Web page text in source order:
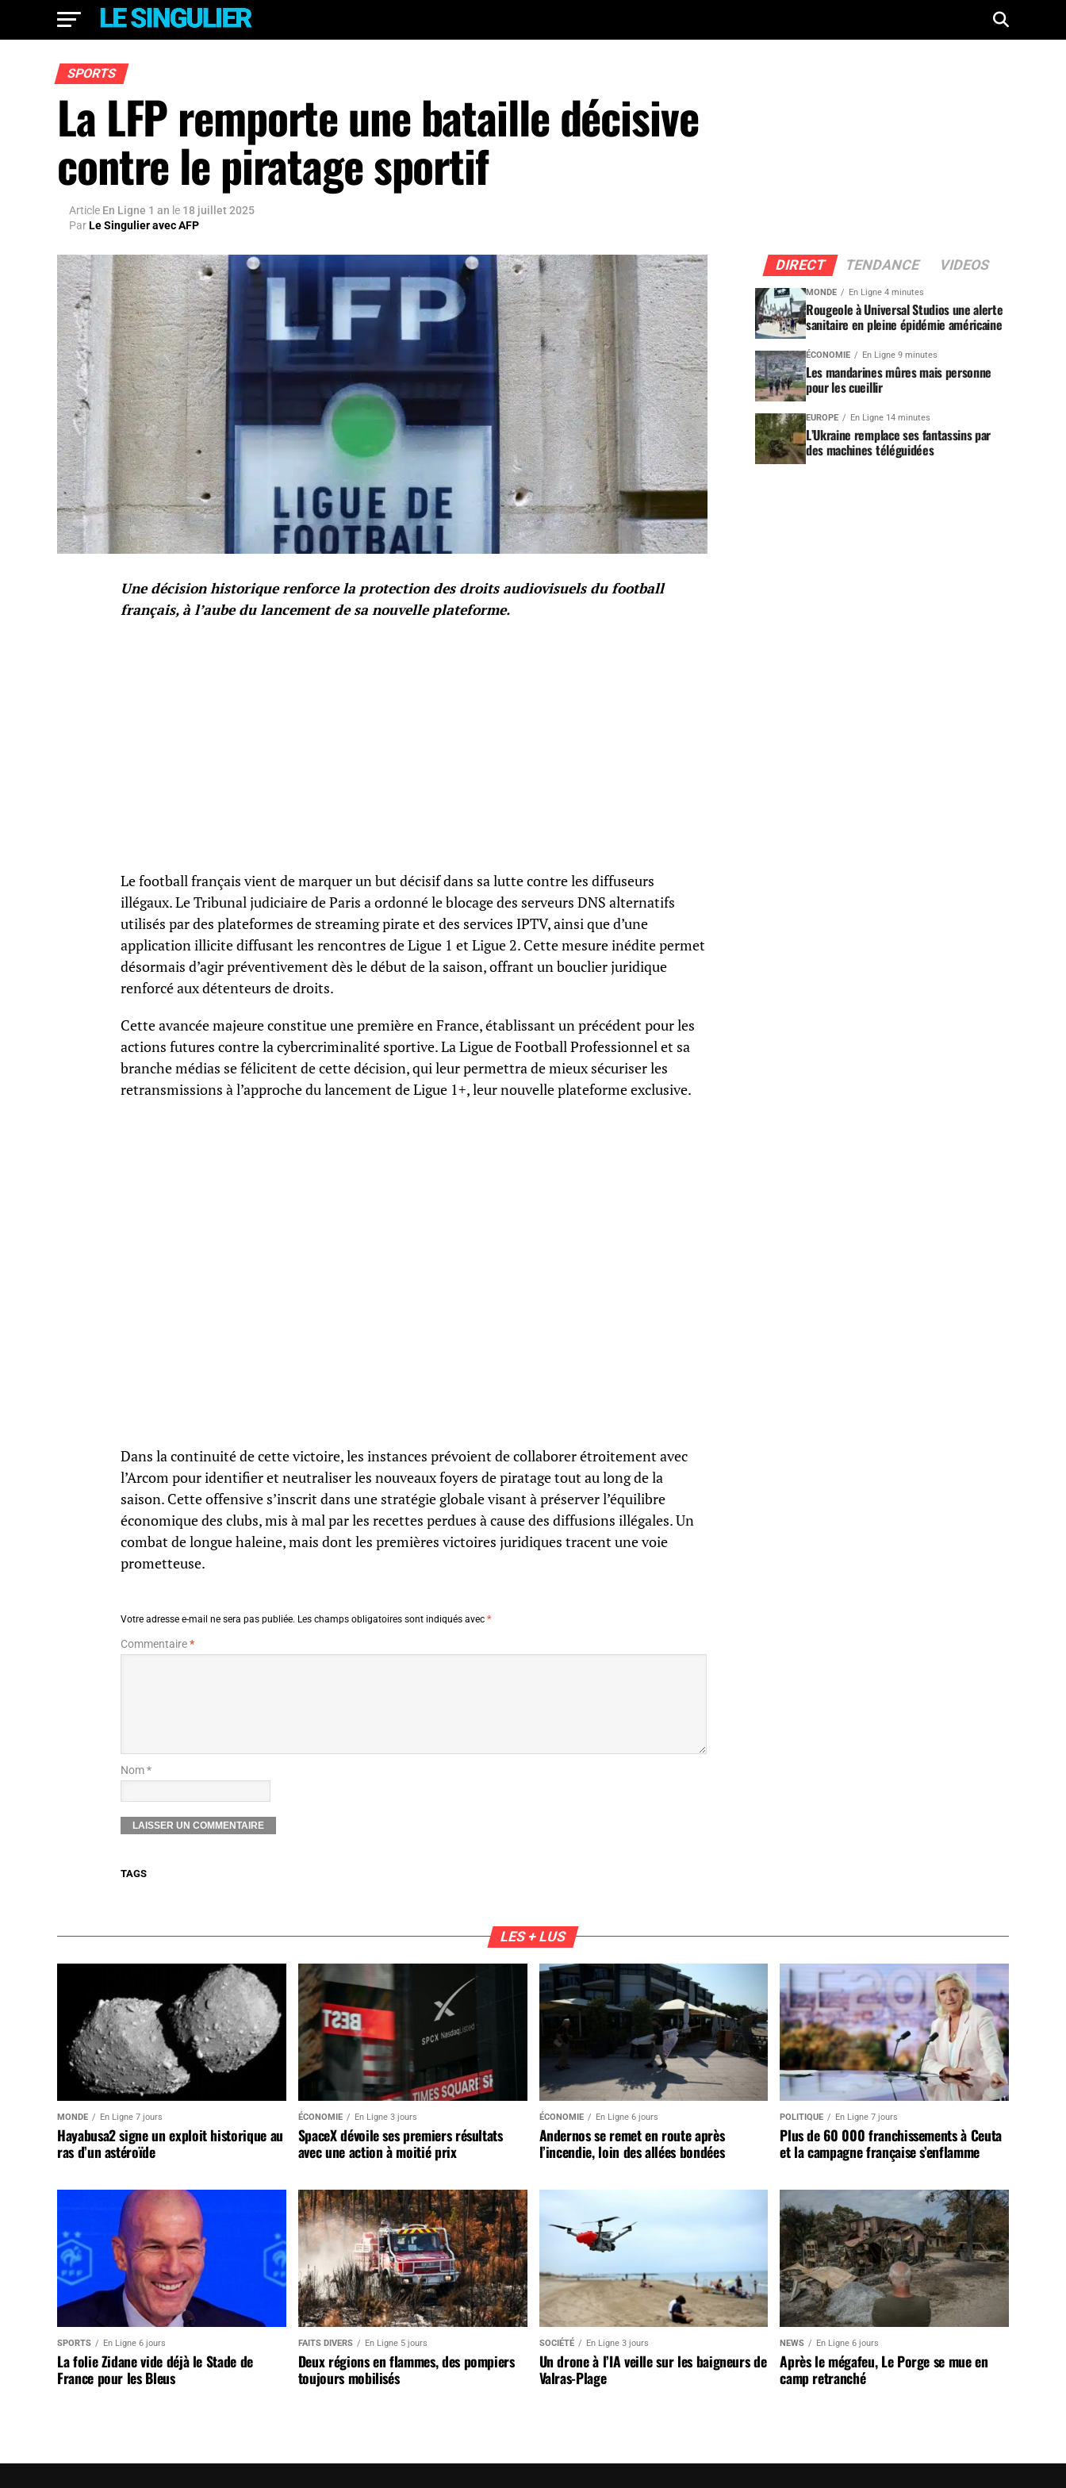
SPORTS
La LFP remporte une bataille décisive
contre le piratage sportif
Article En Ligne 1 an le 18 juillet 2025
ParLe Singulier avec AFP
Une décision historique renforce la protection des droits audiovisuels du football
français, à l’aube du lancement de sa nouvelle plateforme.
Le football français vient de marquer un but décisif dans sa lutte contre les diffuseurs
illégaux. Le Tribunal judiciaire de Paris a ordonné le blocage des serveurs DNS alternatifs
utilisés par des plateformes de streaming pirate et des services IPTV, ainsi que d’une
application illicite diffusant les rencontres de Ligue 1 et Ligue 2. Cette mesure inédite permet
désormais d’agir préventivement dès le début de la saison, offrant un bouclier juridique
renforcé aux détenteurs de droits.
Cette avancée majeure constitue une première en France, établissant un précédent pour les
actions futures contre la cybercriminalité sportive. La Ligue de Football Professionnel et sa
branche médias se félicitent de cette décision, qui leur permettra de mieux sécuriser les
retransmissions à l’approche du lancement de Ligue 1+, leur nouvelle plateforme exclusive.
Dans la continuité de cette victoire, les instances prévoient de collaborer étroitement avec
l’Arcom pour identifier et neutraliser les nouveaux foyers de piratage tout au long de la
saison. Cette offensive s’inscrit dans une stratégie globale visant à préserver l’équilibre
économique des clubs, mis à mal par les recettes perdues à cause des diffusions illégales. Un
combat de longue haleine, mais dont les premières victoires juridiques tracent une voie
prometteuse.
Votre adresse e-mail ne sera pas publiée. Les champs obligatoires sont indiqués avec *
Commentaire*
Nom *
TAGS
DIRECT TENDANCE VIDEOS
MONDE En Ligne 4 minutes
Rougeole à Universal Studios une alerte
sanitaire en pleine épidémie américaine
ÉCONOMIE En Ligne 9 minutes
Les mandarines mûres mais personne
pour les cueillir
EUROPE En Ligne 14 minutes
L’Ukraine remplace ses fantassins par
des machines téléguidées
LES + LUS
MONDE En Ligne 7 jours
Hayabusa2 signe un exploit historique au
ras d’un astéroïde
ÉCONOMIE En Ligne 3 jours
SpaceX dévoile ses premiers résultats
avec une action à moitié prix
ÉCONOMIE En Ligne 6 jours
Andernos se remet en route après
l’incendie, loin des allées bondées
POLITIQUE En Ligne 7 jours
Plus de 60 000 franchissements à Ceuta
et la campagne française s’enflamme
SPORTS En Ligne 6 jours
La folie Zidane vide déjà le Stade de
France pour les Bleus
FAITS DIVERS En Ligne 5 jours
Deux régions en flammes, des pompiers
toujours mobilisés
SOCIÉTÉ En Ligne 3 jours
Un drone à l’IA veille sur les baigneurs de
Valras-Plage
NEWS En Ligne 6 jours
Après le mégafeu, Le Porge se mue en
camp retranché